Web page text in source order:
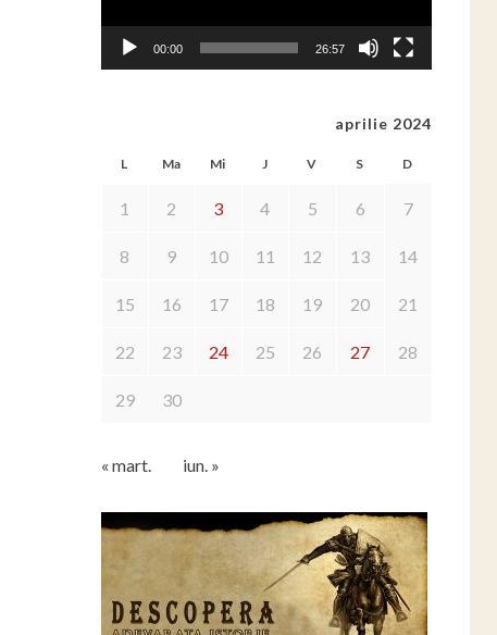
00:00 26:57
aprilie 2024
L Ma Mi J V S D
1 2 3 4 5 6 7
8 9 10 11 12 13 14
15 16 17 18 19 20 21
22 23 24 25 26 27 28
29 30
« mart. iun. »